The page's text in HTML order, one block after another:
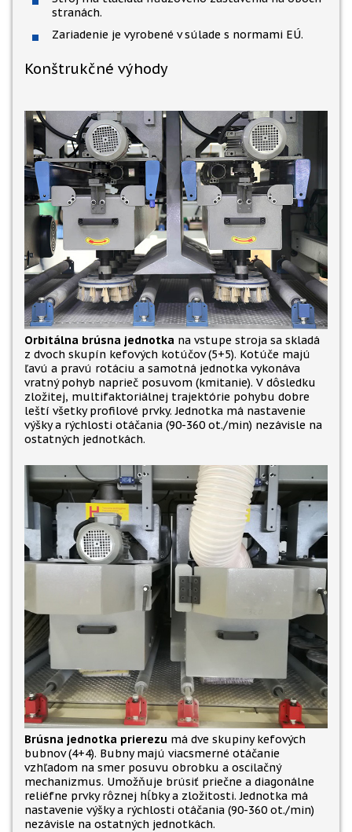
stranách.
Zariadenie je vyrobené v súlade s normami EÚ.
Konštrukčné výhody
Orbitálna brúsna jednotka na vstupe stroja sa skladá
z dvoch skupín kefových kotúčov (5+5). Kotúče majú
ľavú a pravú rotáciu a samotná jednotka vykonáva
vratný pohyb naprieč posuvom (kmitanie). V dôsledku
zložitej, multifaktoriálnej trajektórie pohybu dobre
leští všetky profilové prvky. Jednotka má nastavenie
výšky a rýchlosti otáčania (90-360 ot./min) nezávisle na
ostatných jednotkách.
Brúsna jednotka prierezu má dve skupiny kefových
bubnov (4+4). Bubny majú viacsmerné otáčanie
vzhľadom na smer posuvu obrobku a oscilačný
mechanizmus. Umožňuje brúsiť priečne a diagonálne
reliéfne prvky rôznej hĺbky a zložitosti. Jednotka má
nastavenie výšky a rýchlosti otáčania (90-360 ot./min)
nezávisle na ostatných jednotkách.